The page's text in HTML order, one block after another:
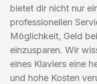
bietet dir nicht nur
professionellen
Möglichkeit, Geld
einzusparen. Wir
eines Klaviers eine
und hohe Kosten